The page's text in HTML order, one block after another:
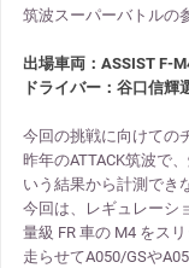
筑波スーパーバトルの
出場車両：ASSIST F-
ドライバー：谷口信輝
今回の挑戦に向けての
昨年のATTACK筑波で
いう結果から計測でき
今回は、レギュレーシ
量級 FR 車の M4 をス
走らせてA050/GSや